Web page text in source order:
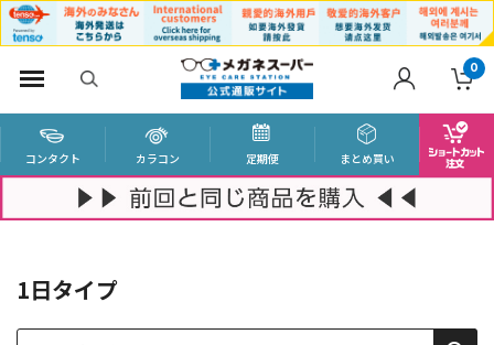
0
コンタクト カラコン 定期便 まとめ買い
1日タイプ